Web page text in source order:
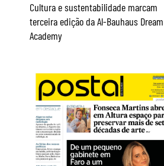
Cultura e sustentabilidade marcam
terceira edição da Al-Bauhaus Dream
Academy